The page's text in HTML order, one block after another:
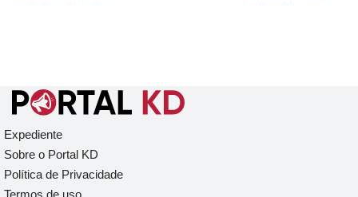
Expediente
Sobre o Portal KD
Política de Privacidade